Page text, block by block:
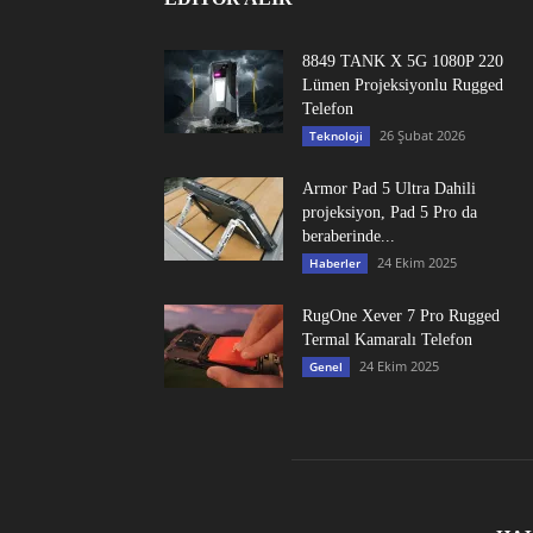
8849 TANK X 5G 1080P 220
Lümen Projeksiyonlu Rugged
Telefon
Teknoloji 26 Şubat 2026
Armor Pad 5 Ultra Dahili
projeksiyon, Pad 5 Pro da
beraberinde...
Haberler 24 Ekim 2025
RugOne Xever 7 Pro Rugged
Termal Kamaralı Telefon
Genel 24 Ekim 2025